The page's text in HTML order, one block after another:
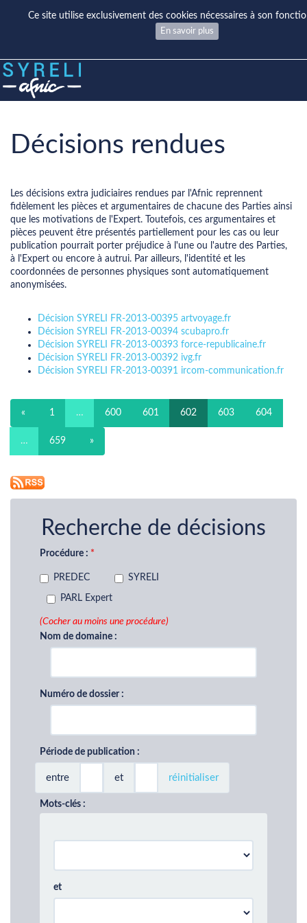
Ce site utilise exclusivement des cookies nécessaires à son
En savoir plus
Décisions rendues
Les décisions extra judiciaires rendues par l'Afnic reprennent
fidèlement les pièces et argumentaires de chacune des Parties ainsi
que les motivations de l'Expert. Toutefois, ces argumentaires et
pièces peuvent être présentés partiellement pour les cas ou leur
publication pourrait porter préjudice à l'une ou l'autre des Parties,
à l'Expert ou encore à autrui. Par ailleurs, l'identité et les
coordonnées de personnes physiques sont automatiquement
anonymisées.
Décision SYRELI FR-2013-00395 artvoyage.fr
Décision SYRELI FR-2013-00394 scubapro.fr
Décision SYRELI FR-2013-00393 force-republicaine.fr
Décision SYRELI FR-2013-00392 ivg.fr
Décision SYRELI FR-2013-00391 ircom-communication.fr
« 1 … 600 601 602 603 604
… 659 »
Recherche de décisions
Procédure :
PREDEC SYRELI
PARL Expert
(Cocher au moins une procédure)
Nom de domaine :
Numéro de dossier :
Période de publication :
entre et réinitialiser
Mots-clés :
et